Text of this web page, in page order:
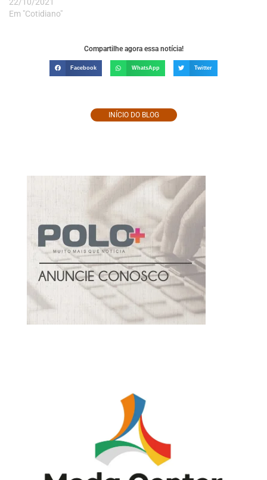
22/10/2021
Em "Cotidiano"
Compartilhe agora essa notícia!
Facebook WhatsApp Twitter
INÍCIO DO BLOG